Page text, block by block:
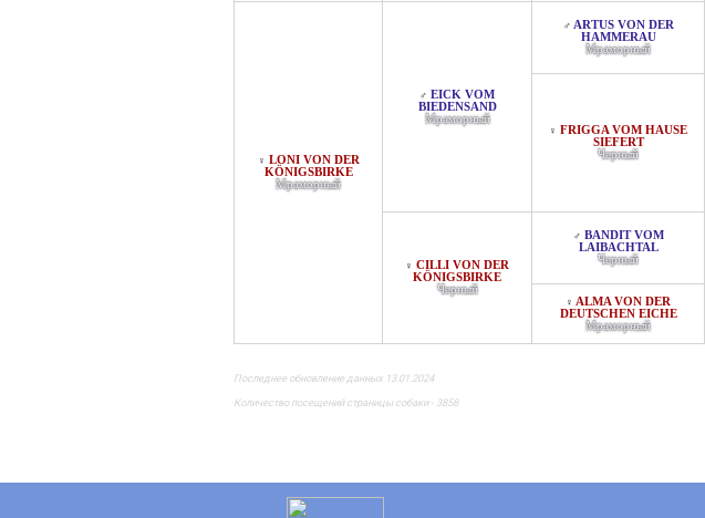
♀ LONI VON DER
KÖNIGSBIRKE
Мраморный
♂ EICK VOM
BIEDENSAND
Мраморный
♂ ARTUS VON DER
HAMMERAU
Мраморный
♀ FRIGGA VOM HAUSE
SIEFERT
Черный
♀ CILLI VON DER
KÖNIGSBIRKE
Черный
♂ BANDIT VOM
LAIBACHTAL
Черный
♀ ALMA VON DER
DEUTSCHEN EICHE
Мраморный
Последнее обновление данных 13.01.2024
Количество посещений страницы собаки - 3858